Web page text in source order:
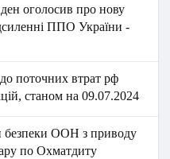
оголосив про нову
ППО України -
поточних втрат рф
станом на 09.07.2024
безпеки ООН з приводу
по Охматдиту